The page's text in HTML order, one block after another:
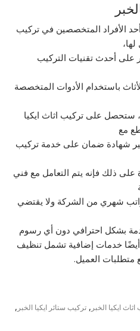
أحد الأفراد المتخصصين في تركيب
على أحدث تقنيات التركيب
باستخدام الأدوات المتخصصة
ستحصل على تركيب اثاث ايكيا
مع
شهادة ضمان على خدمة تركيب
على ذلك فإنه يتم التعامل مع فني
شهري من الشركة ولا يقتضي
بشكل احترافي دون أي رسوم
أيضًا خدمات إضافية تشمل تنظيف
متطلبات العميل.
ايكيا الخبر ,تركيب ستائر ايكيا الخبر ,